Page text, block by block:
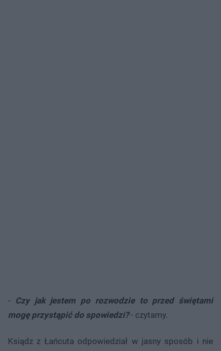
-
Czy jak jestem po rozwodzie to przed świętami
mogę przystąpić do spowiedzi? - czytamy.
Ksiądz z Łańcuta odpowiedział w jasny sposób i nie